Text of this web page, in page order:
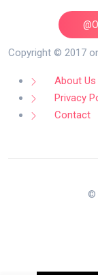
Copyright © 2017
About Us
Privacy
Contact
©